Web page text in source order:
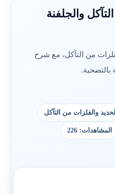
والجلفنة
من التآكل، مع شرح
بالتضحية.
والفلزات من التآكل
المشاهدات: 226